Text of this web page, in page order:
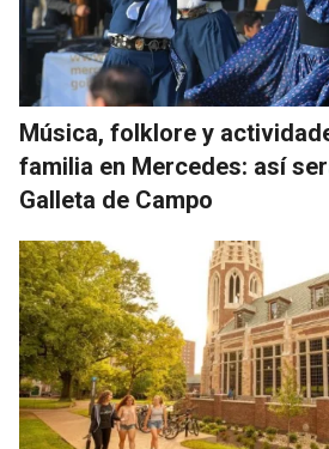
Música, folklore y
familia en Mercedes: así
Galleta de Campo